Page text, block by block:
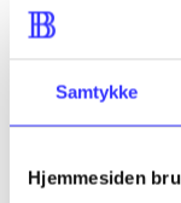
Samtykke
Hjemmesiden
Minder om